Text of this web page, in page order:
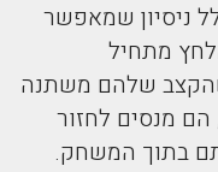
ניסיון שמאפשר
מתחיל
שלהם משתנה
מנסים לחזור
בתוך המשחק.